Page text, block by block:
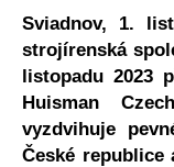
Sviadnov, 1.
strojírenská
listopadu 2023
Huisman
vyzdvihuje
České